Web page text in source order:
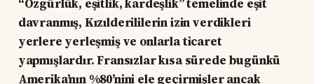
“Özgürlük, eşitlik, kardeşlik” temelinde eşit
davranmış, Kızılderililerin izin verdikleri
yerlere yerleşmiş ve onlarla ticaret
yapmışlardır. Fransızlar kısa sürede bugünkü
Amerika’nın %80’nini ele geçirmişler ancak